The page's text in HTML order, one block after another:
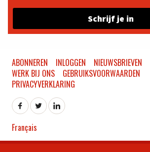
Schrijf je in
ABONNEREN INLOGGEN NIEUWSBRIEVEN
WERK BIJ ONS
GEBRUIKSVOORWAARDEN
PRIVACYVERKLARING
Français